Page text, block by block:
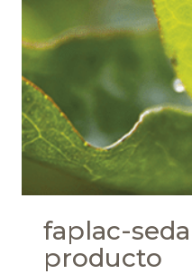
faplac-
producto